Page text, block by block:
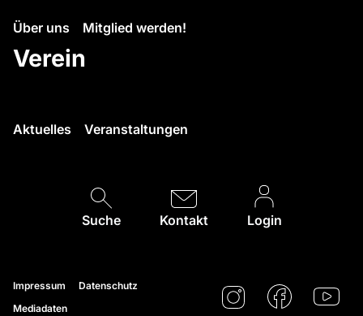
Über uns Mitglied werden!
Verein
Aktuelles Veranstaltungen
Suche Kontakt Login
Impressum
Datenschutz
Mediadaten